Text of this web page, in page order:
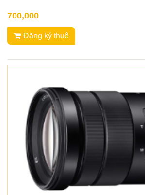
700,000
Đăng ký thuê